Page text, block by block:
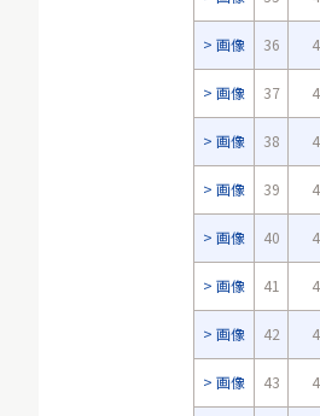
画像 36
画像 37
画像 38
画像 39
画像 40
画像 41
画像 42
画像 43